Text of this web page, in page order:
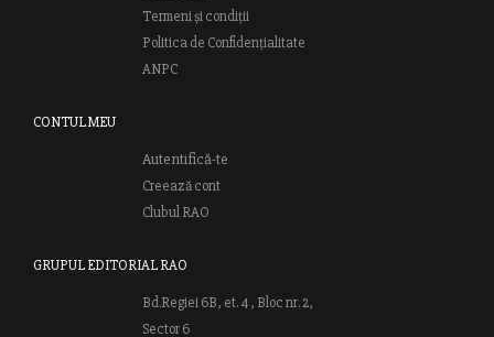
Termeni și condiții
Politica de Confidențialitate
ANPC
CONTUL MEU
Autentifică-te
Creează cont
Clubul RAO
GRUPUL EDITORIAL RAO
Bd.Regiei 6B, et. 4 , Bloc nr. 2,
Sector 6